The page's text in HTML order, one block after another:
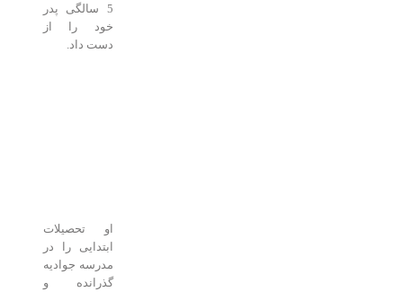
5 سالگی پدر
خود را از
دست داد.
او تحصیلات
ابتدایی را در
مدرسه جوادیه
گذرانده و